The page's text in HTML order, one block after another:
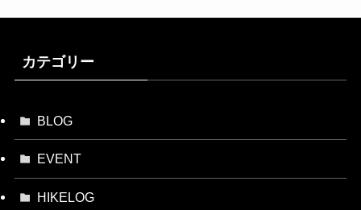
カテゴリー
BLOG
EVENT
HIKELOG